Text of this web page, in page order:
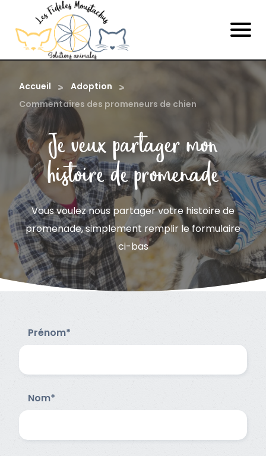
Accueil
Adoption
Commentaires des promeneurs de chien
Je veux partager mon
histoire de promenade
Vous voulez nous partager votre histoire de
promenade, simplement remplir le formulaire
ci-bas
Prénom*
Nom*